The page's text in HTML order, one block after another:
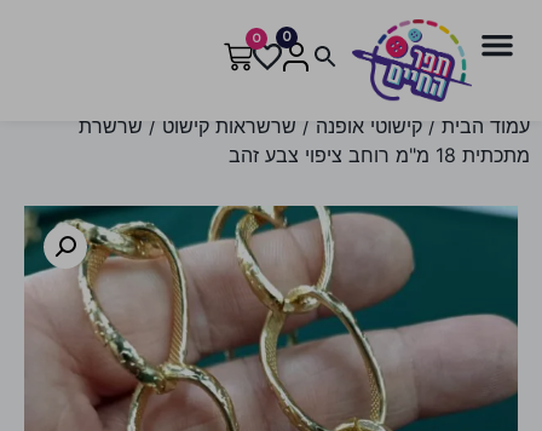
0
0
עמוד הבית / קישוטי אופנה / שרשראות קישוט / שרשרת
מתכתית 18 מ"מ רוחב ציפוי צבע זהב